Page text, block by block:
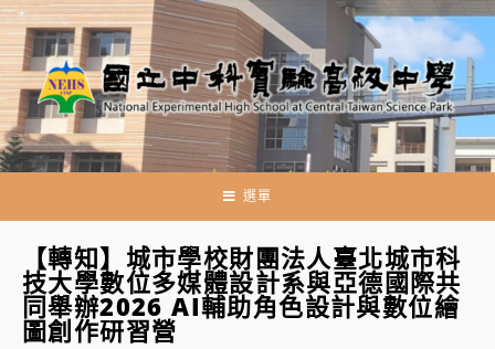
跳
轉
至
主
要
內
選單
【轉知】城市學校財團法人臺北城市科
技大學數位多媒體設計系與亞德國際共
同舉辦2026 AI輔助角色設計與數位繪
圖創作研習營